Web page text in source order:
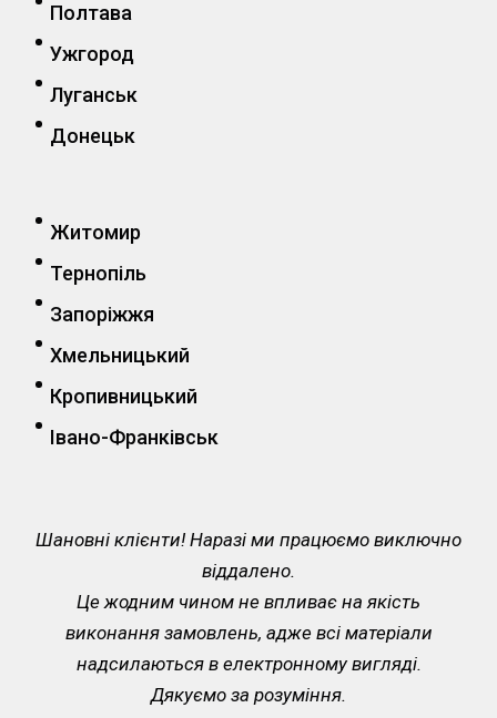
Полтава
Ужгород
Луганськ
Донецьк
Житомир
Тернопіль
Запоріжжя
Хмельницький
Кропивницький
Івано-Франківськ
Шановні клієнти! Наразі ми працюємо виключно
віддалено.
Це жодним чином не впливає на якість
виконання замовлень, адже всі матеріали
надсилаються в електронному вигляді.
Дякуємо за розуміння.